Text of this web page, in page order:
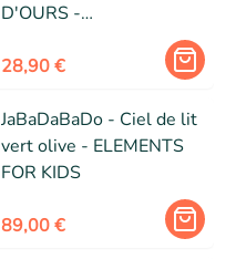
D'OURS -
PELUCHES/Doudous -
Gris - Polyester
28,90 €
JaBaDaBaDo - Ciel de lit
vert olive - ELEMENTS
FOR KIDS
89,00 €